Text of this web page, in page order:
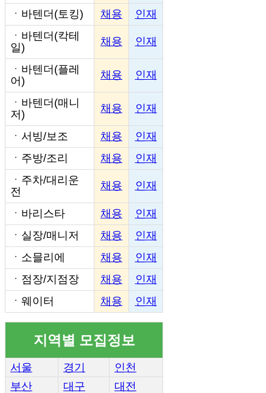
ㆍ 바텐더(토킹) 채용
인재
ㆍ 바텐더(칵테
일)
채용 인재
ㆍ 바텐더(플레
어)
채용 인재
ㆍ 바텐더(매니
저)
채용 인재
ㆍ 서빙/보조 채용
인재
ㆍ 주방/조리 채용
인재
ㆍ 주차/대리운
전
채용 인재
ㆍ 바리스타 채용
인재
ㆍ 실장/매니저 채용
인재
ㆍ 소믈리에 채용
인재
ㆍ 점장/지점장 채용
인재
ㆍ 웨이터 채용 인재
지역별 모집정보
서울 경기
인천
부산
대구
대전